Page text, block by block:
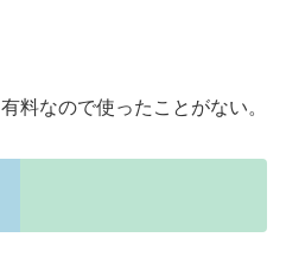
料なので使ったことがない。